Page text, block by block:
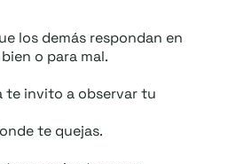
los demás respondan en
o para mal.
te invito a observar tu
te quejas.